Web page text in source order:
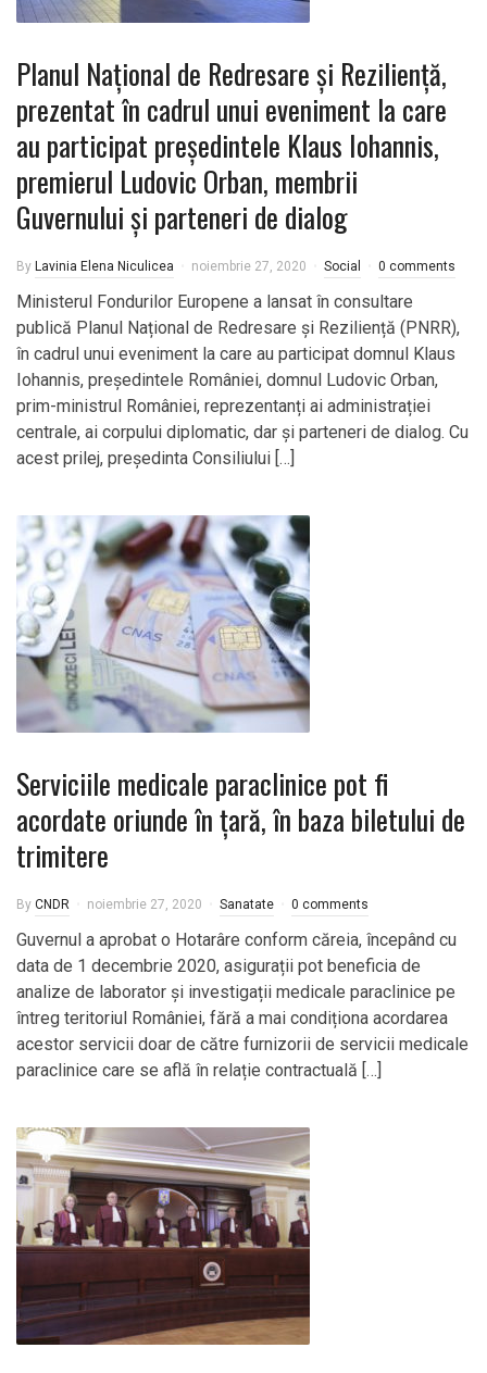
Planul Naţional de Redresare şi Rezilienţă,
prezentat în cadrul unui eveniment la care
au participat președintele Klaus Iohannis,
premierul Ludovic Orban, membrii
Guvernului și parteneri de dialog
By Lavinia Elena Niculicea noiembrie 27, 2020 Social 0 comments
Ministerul Fondurilor Europene a lansat în consultare
publică Planul Național de Redresare și Reziliență (PNRR),
în cadrul unui eveniment la care au participat domnul Klaus
Iohannis, președintele României, domnul Ludovic Orban,
prim-ministrul României, reprezentanți ai administrației
centrale, ai corpului diplomatic, dar și parteneri de dialog. Cu
acest prilej, președinta Consiliului […]
Serviciile medicale paraclinice pot fi
acordate oriunde în țară, în baza biletului de
trimitere
By CNDR noiembrie 27, 2020 Sanatate 0 comments
Guvernul a aprobat o Hotarâre conform căreia, începând cu
data de 1 decembrie 2020, asigurații pot beneficia de
analize de laborator și investigații medicale paraclinice pe
întreg teritoriul României, fără a mai condiționa acordarea
acestor servicii doar de către furnizorii de servicii medicale
paraclinice care se află în relație contractuală […]